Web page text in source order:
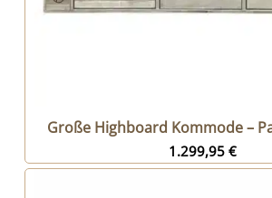
Große Highboard Kommode –
1.299,95€